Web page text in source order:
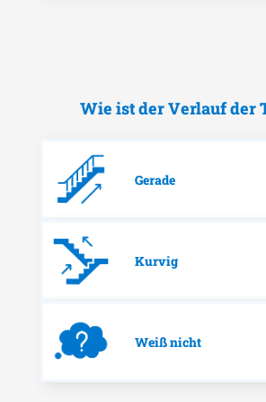
Wie ist der Verlauf der
Gerade
Kurvig
Weiß nicht